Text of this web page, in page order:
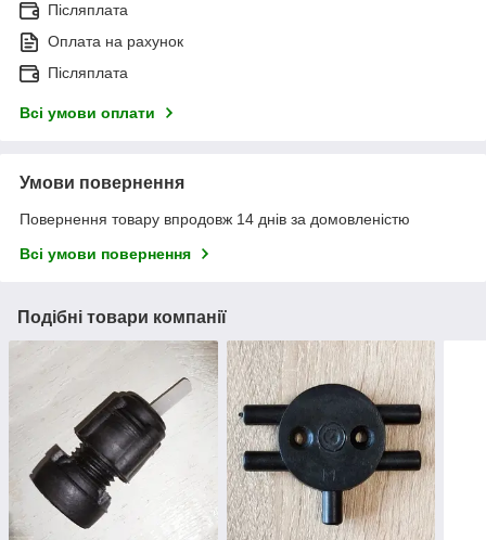
Післяплата
Оплата на рахунок
Післяплата
Всі умови оплати
Умови повернення
Повернення товару впродовж 14 днів за домовленістю
Всі умови повернення
Подібні товари компанії